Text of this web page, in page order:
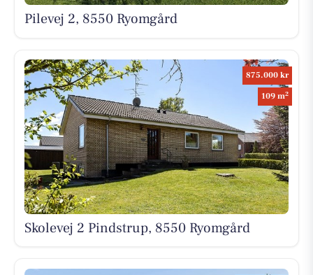
Pilevej 2, 8550 Ryomgård
875.000 kr
109 m2
Skolevej 2 Pindstrup, 8550 Ryomgård